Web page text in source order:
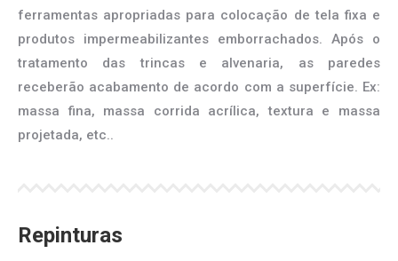
ferramentas apropriadas para colocação de tela fixa e
produtos impermeabilizantes emborrachados. Após o
tratamento das trincas e alvenaria, as paredes
receberão acabamento de acordo com a superfície. Ex:
massa fina, massa corrida acrílica, textura e massa
projetada, etc..
Repinturas